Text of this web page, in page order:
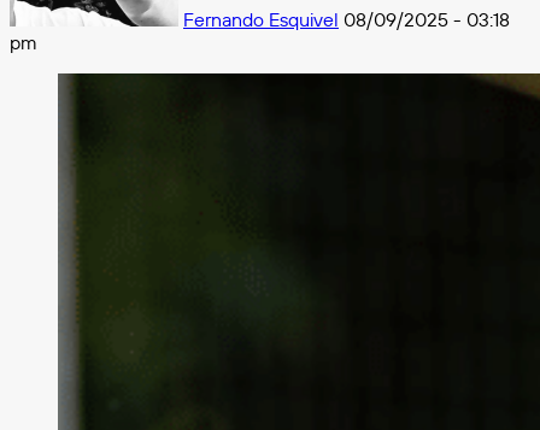
Fernando Esquivel 08/09/2025 - 03:18
pm